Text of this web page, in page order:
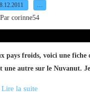
…
Par corinne54
pays froids, voici une
autre sur le Nuvanut.
Lire la suite